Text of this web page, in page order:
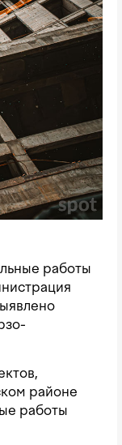
работы
районе
работы